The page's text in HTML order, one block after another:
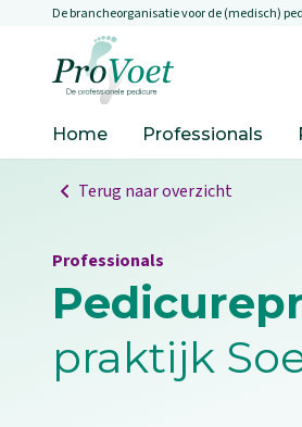
Overslaan en naar de inhoud gaan
De brancheorganisatie voor de (medisch)
Home Professionals
Terug naar overzicht
Professionals
praktijk